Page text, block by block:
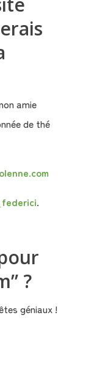
amie
de thé
.
?
géniaux !